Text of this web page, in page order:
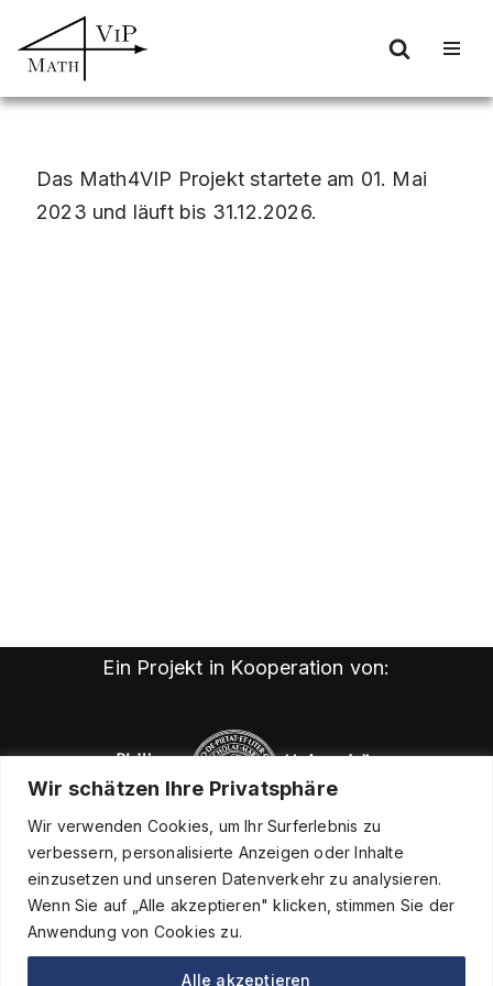
Wir schätzen Ihre Privatsphäre
Wir verwenden Cookies, um Ihr Surferlebnis zu
verbessern, personalisierte Anzeigen oder Inhalte
einzusetzen und unseren Datenverkehr zu analysieren.
Wenn Sie auf „Alle akzeptieren" klicken, stimmen Sie der
Anwendung von Cookies zu.
Alle akzeptieren
Zum
Inhalt
Das Math4VIP Projekt startete am 01. Mai
2023 und läuft bis 31.12.2026.
Ein Projekt in Kooperation von: